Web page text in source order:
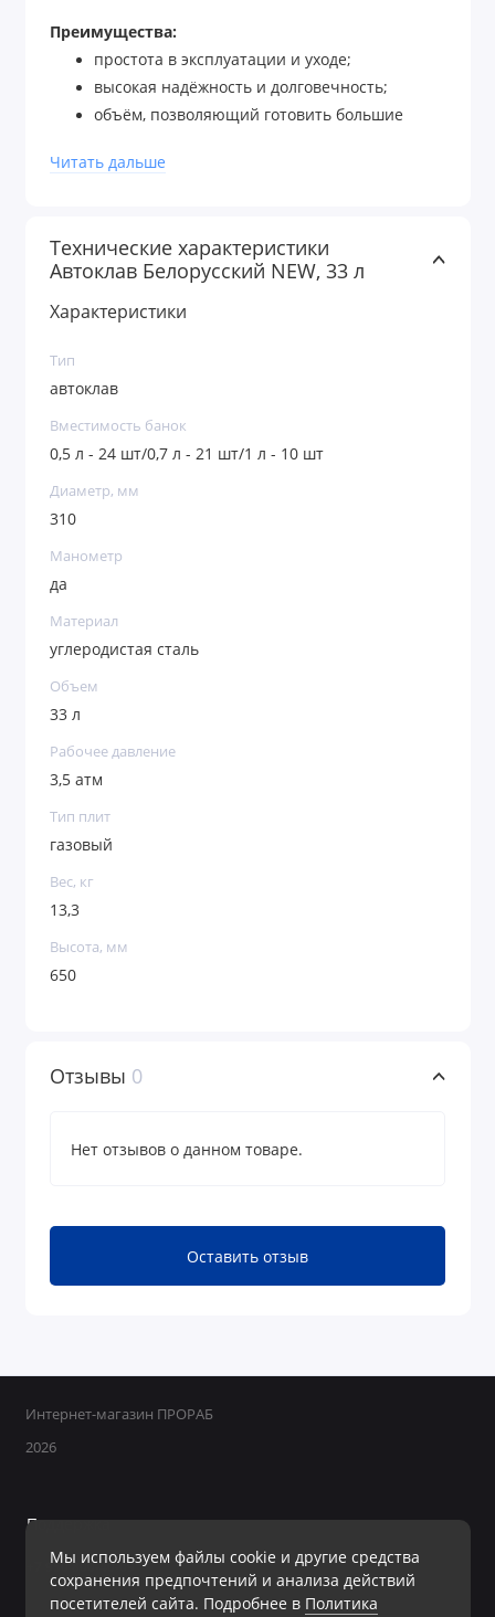
Преимущества:
простота в эксплуатации и уходе;
высокая надёжность и долговечность;
объём, позволяющий готовить большие
идеален для домашнего консервирования и
Читать дальше
Технические характеристики
Автоклав Белорусский NEW, 33 л
Характеристики
Тип
автоклав
Вместимость банок
0,5 л - 24 шт/0,7 л - 21 шт/1 л - 10 шт
Диаметр, мм
310
Манометр
да
Материал
углеродистая сталь
Объем
33 л
Рабочее давление
3,5 атм
Тип плит
газовый
Вес, кг
13,3
Высота, мм
650
Отзывы 0
Нет отзывов о данном товаре.
Оставить отзыв
Мы используем файлы cookie и другие средства
сохранения предпочтений и анализа действий
посетителей сайта. Подробнее в Политика
Интернет-магазин ПРОРАБ
2026
Поддержка
+7 950 800-40-09
Ежедневно с 8:00 до 19:00 Без перерывов и выходных